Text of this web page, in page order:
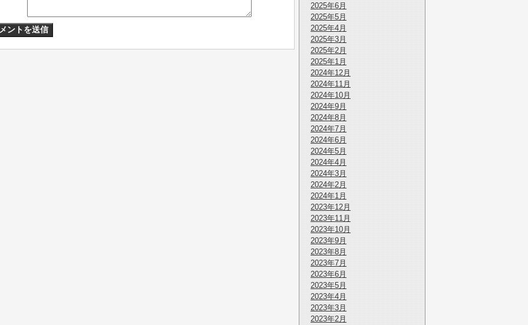
2025年6月
2025年5月
2025年4月
2025年3月
2025年2月
2025年1月
2024年12月
2024年11月
2024年10月
2024年9月
2024年8月
2024年7月
2024年6月
2024年5月
2024年4月
2024年3月
2024年2月
2024年1月
2023年12月
2023年11月
2023年10月
2023年9月
2023年8月
2023年7月
2023年6月
2023年5月
2023年4月
2023年3月
2023年2月